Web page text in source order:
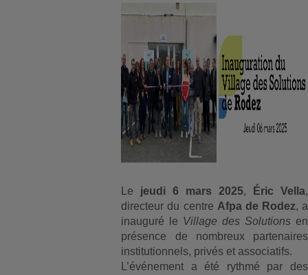
Le jeudi 6 mars 2025, Éric Vella,
directeur du centre Afpa de Rodez, a
inauguré le Village des Solutions en
présence de nombreux partenaires
institutionnels, privés et associatifs.
L’événement a été rythmé par des